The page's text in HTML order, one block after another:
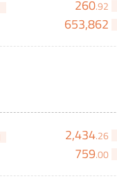
260.92
653,862
2,434.26
759.00